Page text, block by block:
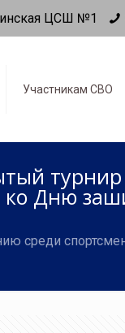
ЦСШ №1
Участникам СВО
Дню
среди